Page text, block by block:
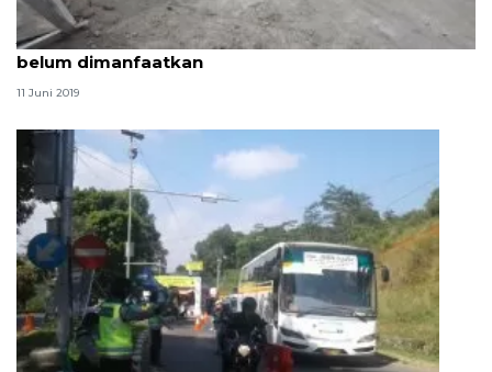
Jalur alternatif mudik-balik Lebaran di Sleman
belum dimanfaatkan
11 Juni 2019